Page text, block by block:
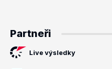
Partneři
Live výsledky